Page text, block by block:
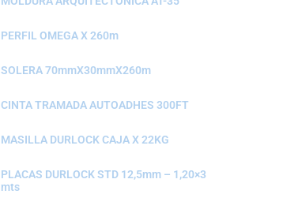
PERFIL OMEGA X 260m
SOLERA 70mmX30mmX260m
CINTA TRAMADA AUTOADHES 300FT
MASILLA DURLOCK CAJA X 22KG
PLACAS DURLOCK STD 12,5mm – 1,20×3
mts